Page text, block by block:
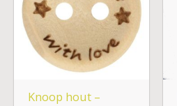
Knoop hout –